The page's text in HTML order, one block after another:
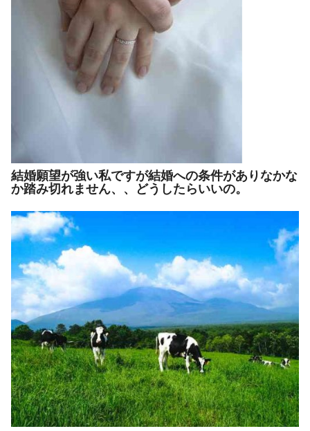
結婚願望が強い私ですが結婚への条件がありなかな
か踏み切れません、、どうしたらいいの。